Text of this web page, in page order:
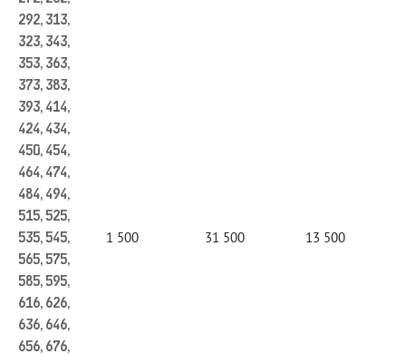
292, 313,
323, 343,
353, 363,
373, 383,
393, 414,
424, 434,
450, 454,
464, 474,
484, 494,
515, 525,
535, 545,
565, 575,
585, 595,
616, 626,
636, 646,
656, 676,
1 500 31 500 13 500